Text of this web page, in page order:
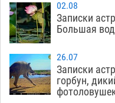
02.08
Записки
Большая
26.07
Записки
горбун,